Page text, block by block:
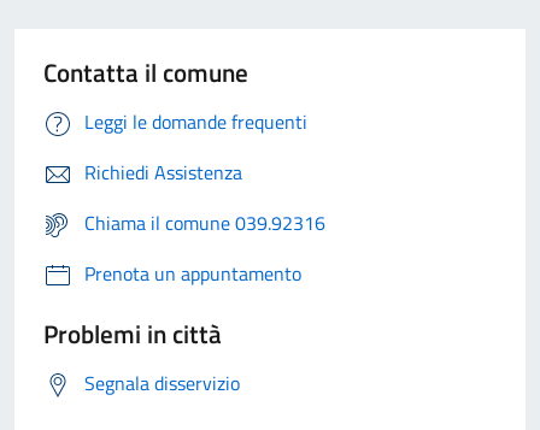
Contatta il comune
Leggi le domande frequenti
Richiedi Assistenza
Chiama il comune 039.92316
Prenota un appuntamento
Problemi in città
Segnala disservizio